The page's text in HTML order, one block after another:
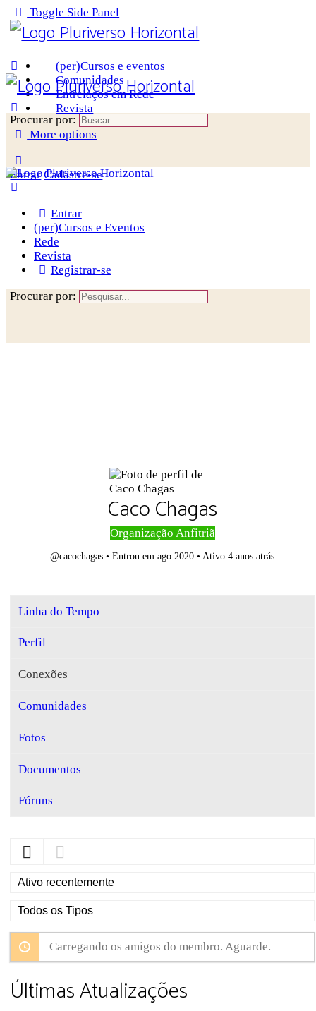
Toggle Side Panel
(per)Cursos e eventos
Comunidades
Entrelaços em Rede
Revista
More options
Entrar Cadastre-se
Procurar por:
Entrar
(per)Cursos e Eventos
Rede
Revista
Registrar-se
Procurar por:
Caco Chagas
Organização Anfitriã
@cacochagas • Entrou em ago 2020• Ativo 4 anos atrás
Linha do Tempo
Perfil
Conexões
Comunidades
Fotos
Documentos
Fóruns
Carregando os amigos do membro. Aguarde.
Últimas Atualizações